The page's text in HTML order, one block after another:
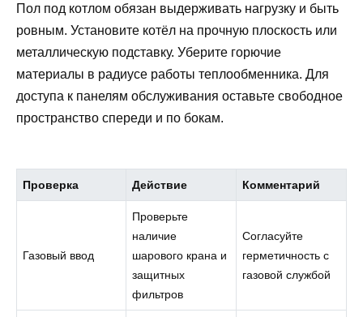
Пол под котлом обязан выдерживать нагрузку и быть
ровным. Установите котёл на прочную плоскость или
металлическую подставку. Уберите горючие
материалы в радиусе работы теплообменника. Для
доступа к панелям обслуживания оставьте свободное
пространство спереди и по бокам.
Проверка Действие Комментарий
Газовый ввод
Проверьте
наличие
шарового крана и
защитных
фильтров
Согласуйте
герметичность с
газовой службой